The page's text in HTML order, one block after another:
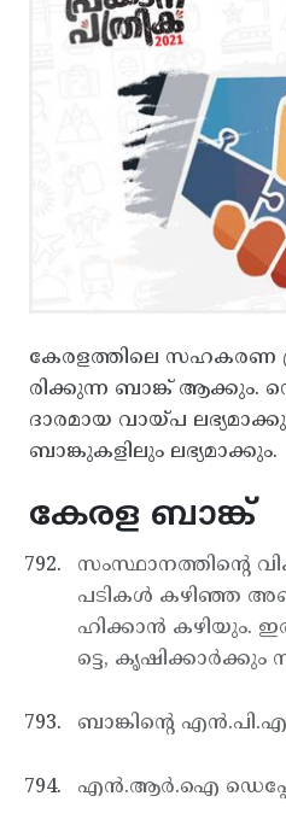
കേരളത്തിലെ സഹകരണ
രിക്കുന്ന ബാങ്ക് ആക്കും.
ദാരമായ വായ്പ
ബാങ്കുകളിലും ലഭ്യമാക്കും.
കേരള ബാങ്ക്
സംസ്ഥാനത്തിന്റെ
പടികള്‍ കഴിഞ്ഞ
ഹിക്കാന്‍ കഴിയും.
ട്ടെ,
ബാങ്കിന്റെ
എന്‍.ആര്‍.ഐ